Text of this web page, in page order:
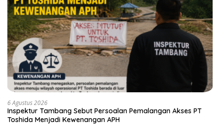
6 Agustus 2026
Inspektur Tambang Sebut Persoalan Pemalangan Akses PT
Toshida Menjadi Kewenangan APH